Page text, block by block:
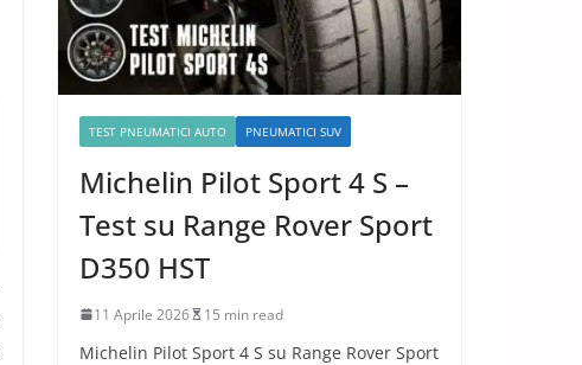
TEST PNEUMATICI AUTO PNEUMATICI SUV
Michelin Pilot Sport 4 S –
Test su Range Rover Sport
D350 HST
11 Aprile 2026 15 min read
Michelin Pilot Sport 4 S su Range Rover Sport